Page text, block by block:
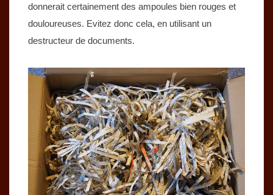
donnerait certainement des ampoules bien rouges et
douloureuses. Evitez donc cela, en utilisant un
destructeur de documents.